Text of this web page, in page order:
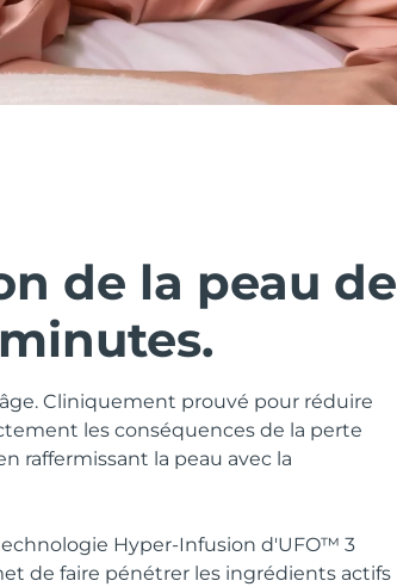
de la peau de
Cliniquement prouvé pour réduire
les conséquences de la perte
raffermissant la peau avec la
Hyper-Infusion d'UFO™ 3
de faire pénétrer les ingrédients actifs